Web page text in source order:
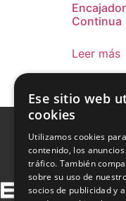
Continua
Leer más
Ese sitio web
cookies
Utilizamos cookies
contenido, los
tráfico. También
sobre su uso de
socios de publicidad y